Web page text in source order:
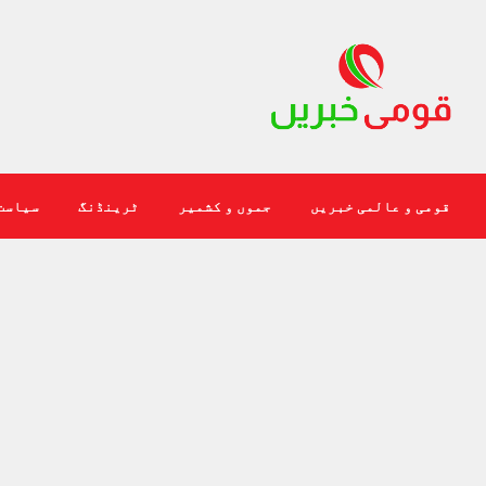
ٹرینڈنگ جموں و کشمیر قومی و عالمی خبریں